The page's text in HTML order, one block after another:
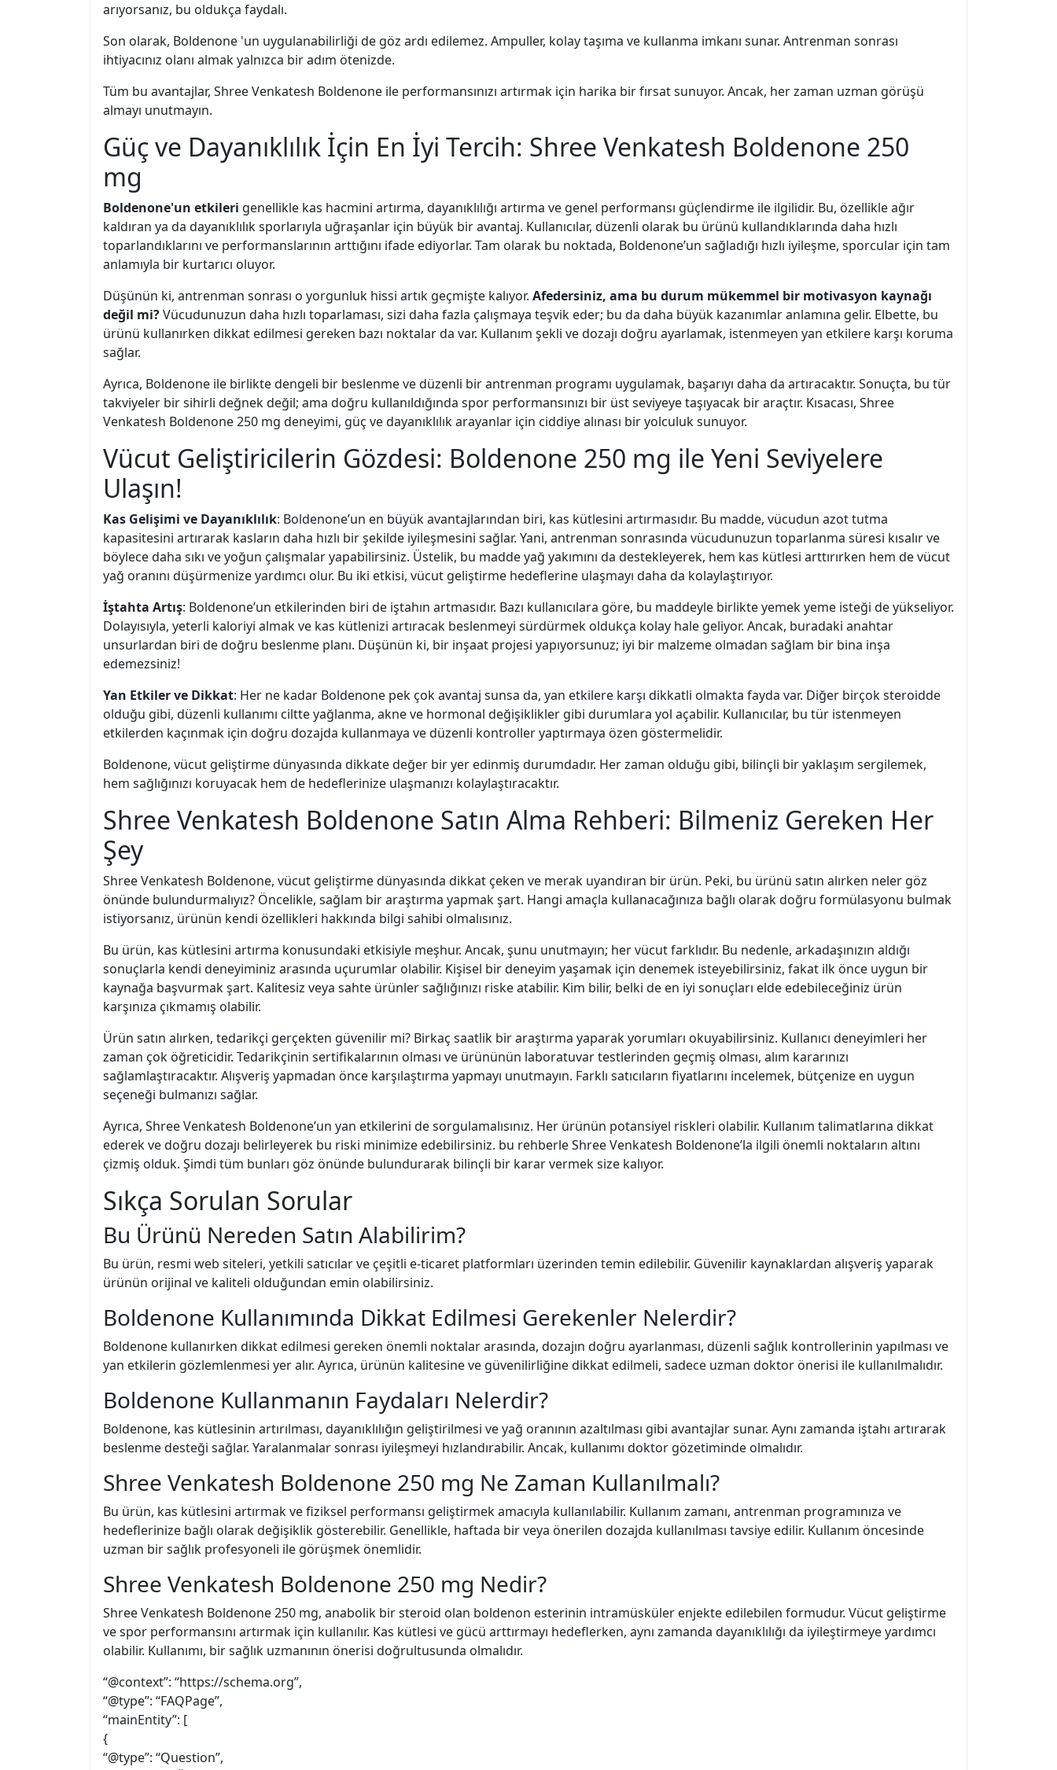
arıyorsanız, bu oldukça faydalı.
Son olarak, Boldenone 'un uygulanabilirliği de göz ardı edilemez. Ampuller, kolay taşıma ve kullanma imkanı sunar. Antrenman sonrası
ihtiyacınız olanı almak yalnızca bir adım ötenizde.
Tüm bu avantajlar, Shree Venkatesh Boldenone ile performansınızı artırmak için harika bir fırsat sunuyor. Ancak, her zaman uzman görüşü
almayı unutmayın.
Güç ve Dayanıklılık İçin En İyi Tercih: Shree Venkatesh Boldenone 250
mg
Boldenone'un etkileri genellikle kas hacmini artırma, dayanıklılığı artırma ve genel performansı güçlendirme ile ilgilidir. Bu, özellikle ağır
kaldıran ya da dayanıklılık sporlarıyla uğraşanlar için büyük bir avantaj. Kullanıcılar, düzenli olarak bu ürünü kullandıklarında daha hızlı
toparlandıklarını ve performanslarının arttığını ifade ediyorlar. Tam olarak bu noktada, Boldenone’un sağladığı hızlı iyileşme, sporcular için tam
anlamıyla bir kurtarıcı oluyor.
Düşünün ki, antrenman sonrası o yorgunluk hissi artık geçmişte kalıyor. Afedersiniz, ama bu durum mükemmel bir motivasyon kaynağı
değil mi?Vücudunuzun daha hızlı toparlaması, sizi daha fazla çalışmaya teşvik eder; bu da daha büyük kazanımlar anlamına gelir. Elbette, bu
ürünü kullanırken dikkat edilmesi gereken bazı noktalar da var. Kullanım şekli ve dozajı doğru ayarlamak, istenmeyen yan etkilere karşı koruma
sağlar.
Ayrıca, Boldenone ile birlikte dengeli bir beslenme ve düzenli bir antrenman programı uygulamak, başarıyı daha da artıracaktır. Sonuçta, bu tür
takviyeler bir sihirli değnek değil; ama doğru kullanıldığında spor performansınızı bir üst seviyeye taşıyacak bir araçtır. Kısacası, Shree
Venkatesh Boldenone 250 mg deneyimi, güç ve dayanıklılık arayanlar için ciddiye alınası bir yolculuk sunuyor.
Vücut Geliştiricilerin Gözdesi: Boldenone 250 mg ile Yeni Seviyelere
Ulaşın!
Kas Gelişimi ve Dayanıklılık: Boldenone’un en büyük avantajlarından biri, kas kütlesini artırmasıdır. Bu madde, vücudun azot tutma
kapasitesini artırarak kasların daha hızlı bir şekilde iyileşmesini sağlar. Yani, antrenman sonrasında vücudunuzun toparlanma süresi kısalır ve
böylece daha sıkı ve yoğun çalışmalar yapabilirsiniz. Üstelik, bu madde yağ yakımını da destekleyerek, hem kas kütlesi arttırırken hem de vücut
yağ oranını düşürmenize yardımcı olur. Bu iki etkisi, vücut geliştirme hedeflerine ulaşmayı daha da kolaylaştırıyor.
İştahta Artış: Boldenone’un etkilerinden biri de iştahın artmasıdır. Bazı kullanıcılara göre, bu maddeyle birlikte yemek yeme isteği de yükseliyor.
Dolayısıyla, yeterli kaloriyi almak ve kas kütlenizi artıracak beslenmeyi sürdürmek oldukça kolay hale geliyor. Ancak, buradaki anahtar
unsurlardan biri de doğru beslenme planı. Düşünün ki, bir inşaat projesi yapıyorsunuz; iyi bir malzeme olmadan sağlam bir bina inşa
edemezsiniz!
Yan Etkiler ve Dikkat: Her ne kadar Boldenone pek çok avantaj sunsa da, yan etkilere karşı dikkatli olmakta fayda var. Diğer birçok steroidde
olduğu gibi, düzenli kullanımı ciltte yağlanma, akne ve hormonal değişiklikler gibi durumlara yol açabilir. Kullanıcılar, bu tür istenmeyen
etkilerden kaçınmak için doğru dozajda kullanmaya ve düzenli kontroller yaptırmaya özen göstermelidir.
Boldenone, vücut geliştirme dünyasında dikkate değer bir yer edinmiş durumdadır. Her zaman olduğu gibi, bilinçli bir yaklaşım sergilemek,
hem sağlığınızı koruyacak hem de hedeflerinize ulaşmanızı kolaylaştıracaktır.
Shree Venkatesh Boldenone Satın Alma Rehberi: Bilmeniz Gereken Her
Şey
Shree Venkatesh Boldenone, vücut geliştirme dünyasında dikkat çeken ve merak uyandıran bir ürün. Peki, bu ürünü satın alırken neler göz
önünde bulundurmalıyız? Öncelikle, sağlam bir araştırma yapmak şart. Hangi amaçla kullanacağınıza bağlı olarak doğru formülasyonu bulmak
istiyorsanız, ürünün kendi özellikleri hakkında bilgi sahibi olmalısınız.
Bu ürün, kas kütlesini artırma konusundaki etkisiyle meşhur. Ancak, şunu unutmayın; her vücut farklıdır. Bu nedenle, arkadaşınızın aldığı
sonuçlarla kendi deneyiminiz arasında uçurumlar olabilir. Kişisel bir deneyim yaşamak için denemek isteyebilirsiniz, fakat ilk önce uygun bir
kaynağa başvurmak şart. Kalitesiz veya sahte ürünler sağlığınızı riske atabilir. Kim bilir, belki de en iyi sonuçları elde edebileceğiniz ürün
karşınıza çıkmamış olabilir.
Ürün satın alırken, tedarikçi gerçekten güvenilir mi? Birkaç saatlik bir araştırma yaparak yorumları okuyabilirsiniz. Kullanıcı deneyimleri her
zaman çok öğreticidir. Tedarikçinin sertifikalarının olması ve ürününün laboratuvar testlerinden geçmiş olması, alım kararınızı
sağlamlaştıracaktır. Alışveriş yapmadan önce karşılaştırma yapmayı unutmayın. Farklı satıcıların fiyatlarını incelemek, bütçenize en uygun
seçeneği bulmanızı sağlar.
Ayrıca, Shree Venkatesh Boldenone’un yan etkilerini de sorgulamalısınız. Her ürünün potansiyel riskleri olabilir. Kullanım talimatlarına dikkat
ederek ve doğru dozajı belirleyerek bu riski minimize edebilirsiniz. bu rehberle Shree Venkatesh Boldenone’la ilgili önemli noktaların altını
çizmiş olduk. Şimdi tüm bunları göz önünde bulundurarak bilinçli bir karar vermek size kalıyor.
Sıkça Sorulan Sorular
Bu Ürünü Nereden Satın Alabilirim?
Bu ürün, resmi web siteleri, yetkili satıcılar ve çeşitli e-ticaret platformları üzerinden temin edilebilir. Güvenilir kaynaklardan alışveriş yaparak
ürünün orijinal ve kaliteli olduğundan emin olabilirsiniz.
Boldenone Kullanımında Dikkat Edilmesi Gerekenler Nelerdir?
Boldenone kullanırken dikkat edilmesi gereken önemli noktalar arasında, dozajın doğru ayarlanması, düzenli sağlık kontrollerinin yapılması ve
yan etkilerin gözlemlenmesi yer alır. Ayrıca, ürünün kalitesine ve güvenilirliğine dikkat edilmeli, sadece uzman doktor önerisi ile kullanılmalıdır.
Boldenone Kullanmanın Faydaları Nelerdir?
Boldenone, kas kütlesinin artırılması, dayanıklılığın geliştirilmesi ve yağ oranının azaltılması gibi avantajlar sunar. Aynı zamanda iştahı artırarak
beslenme desteği sağlar. Yaralanmalar sonrası iyileşmeyi hızlandırabilir. Ancak, kullanımı doktor gözetiminde olmalıdır.
Shree Venkatesh Boldenone 250 mg Ne Zaman Kullanılmalı?
Bu ürün, kas kütlesini artırmak ve fiziksel performansı geliştirmek amacıyla kullanılabilir. Kullanım zamanı, antrenman programınıza ve
hedeflerinize bağlı olarak değişiklik gösterebilir. Genellikle, haftada bir veya önerilen dozajda kullanılması tavsiye edilir. Kullanım öncesinde
uzman bir sağlık profesyoneli ile görüşmek önemlidir.
Shree Venkatesh Boldenone 250 mg Nedir?
Shree Venkatesh Boldenone 250 mg, anabolik bir steroid olan boldenon esterinin intramüsküler enjekte edilebilen formudur. Vücut geliştirme
ve spor performansını artırmak için kullanılır. Kas kütlesi ve gücü arttırmayı hedeflerken, aynı zamanda dayanıklılığı da iyileştirmeye yardımcı
olabilir. Kullanımı, bir sağlık uzmanının önerisi doğrultusunda olmalıdır.
“@context”: “https://schema.org”,
“@type”: “FAQPage”,
“mainEntity”: [
{
“@type”: “Question”,